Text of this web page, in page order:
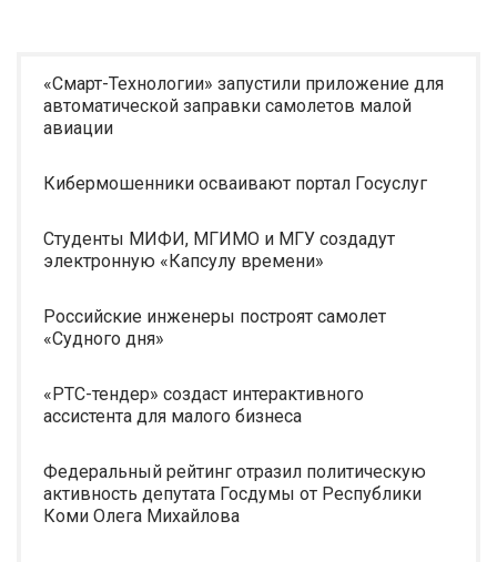
«Смарт-Технологии» запустили приложение для
автоматической заправки самолетов малой
авиации
Кибермошенники осваивают портал Госуслуг
Студенты МИФИ, МГИМО и МГУ создадут
электронную «Капсулу времени»
Российские инженеры построят самолет
«Судного дня»
«РТС-тендер» создаст интерактивного
ассистента для малого бизнеса
Федеральный рейтинг отразил политическую
активность депутата Госдумы от Республики
Коми Олега Михайлова